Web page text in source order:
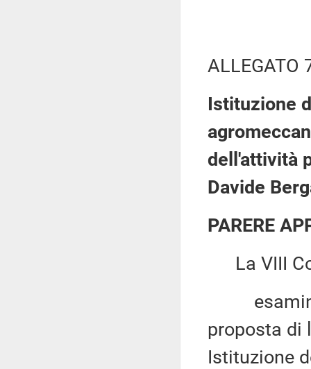
ALLEGATO
Istituzione
dell'attività
Davide
PARERE
La VIII
proposta di
Istituzione